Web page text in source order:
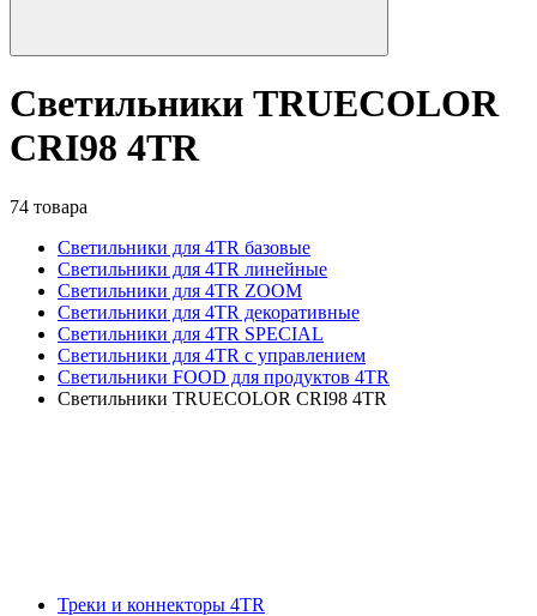
Светильники TRUECOLOR
CRI98 4TR
74 товара
Светильники для 4TR базовые
Светильники для 4TR линейные
Светильники для 4TR ZOOM
Светильники для 4TR декоративные
Светильники для 4TR SPECIAL
Светильники для 4TR с управлением
Светильники FOOD для продуктов 4TR
Светильники TRUECOLOR CRI98 4TR
Треки и коннекторы 4TR